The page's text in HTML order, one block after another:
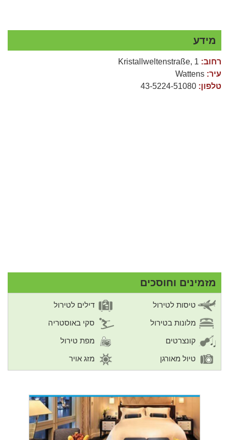
מידע
רחוב:
עיר:
טלפון:
מזמינים וחוסכים
טיסות לטירול דילים לטירול
מלונות בטירול סקי באוסטריה
קונצרטים מפת טירול
טיול מאורגן מזג אויר